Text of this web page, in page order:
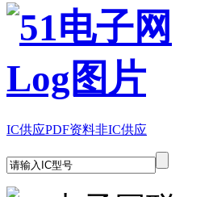
IC供应PDF资料非IC供应